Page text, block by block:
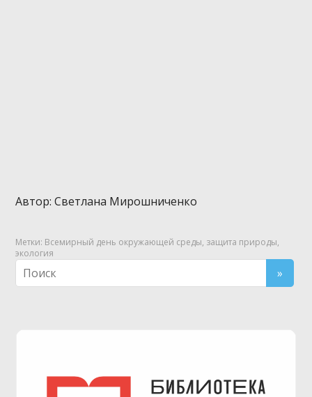
Автор: Светлана Мирошниченко
Метки: Всемирный день окружающей среды, защита природы,
экология